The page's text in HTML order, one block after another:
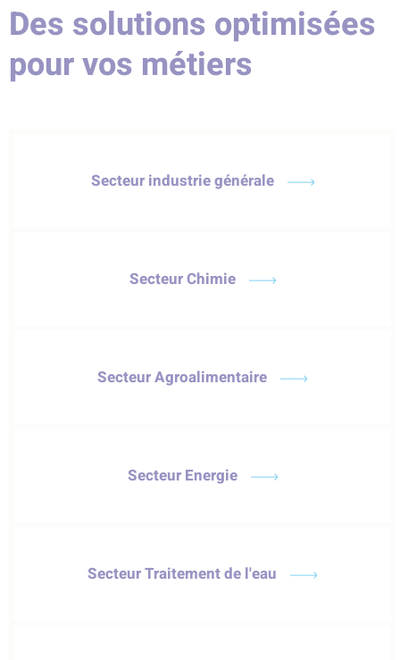
Des solutions optimisées
pour vos métiers
Secteur industrie générale
Secteur Chimie
Secteur Agroalimentaire
Secteur Energie
Secteur Traitement de l'eau